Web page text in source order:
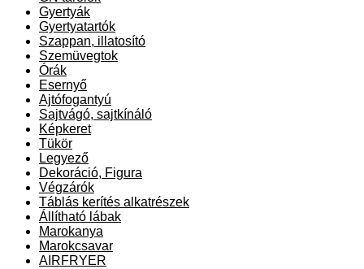
Gyertyák
Gyertyatartók
Szappan, illatosító
Szemüvegtok
Órák
Esernyő
Ajtófogantyú
Sajtvágó, sajtkínáló
Képkeret
Tükör
Legyező
Dekoráció, Figura
Végzárók
Táblás kerítés alkatrészek
Állítható lábak
Marokanya
Marokcsavar
AIRFRYER